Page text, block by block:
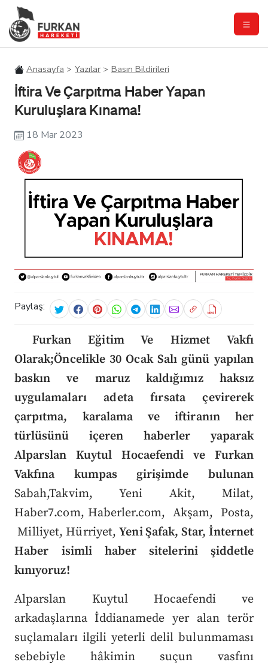
Anasayfa Yazılar Basın Bildirileri
İftira Ve Çarpıtma Haber Yapan
Kuruluşlara Kınama!
18 Mar 2023
Paylaş:
Furkan Eğitim Ve Hizmet Vakfı
Olarak;Öncelikle 30 Ocak Salı günü yapılan
baskın ve maruz kaldığımız haksız
uygulamaları adeta fırsata çevirerek
çarpıtma, karalama ve iftiranın her
türlüsünü içeren haberler yaparak
Alparslan Kuytul Hocaefendi ve Furkan
Vakfına kumpas girişimde bulunan
Sabah,Takvim, Yeni Akit, Milat,
Haber7.com, Haberler.com, Akşam, Posta,
Milliyet, Hürriyet,Yeni Şafak, Star, İnternet
Haber
isimli haber sitelerini şiddetle
kınıyoruz!
Alparslan Kuytul Hocaefendi ve
arkadaşlarına İddianamede yer alan terör
suçlamaları ilgili yeterli delil bulunmaması
sebebiyle hâkimin suçun vasfını